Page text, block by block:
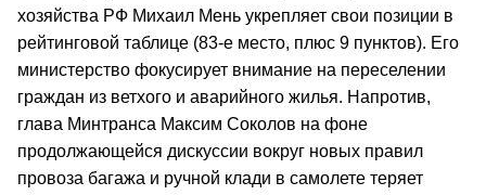
хозяйства РФ Михаил Мень укрепляет свои позиции в
рейтинговой таблице (83-е место, плюс 9 пунктов). Его
министерство фокусирует внимание на переселении
граждан из ветхого и аварийного жилья. Напротив,
глава Минтранса Максим Соколов на фоне
продолжающейся дискуссии вокруг новых правил
провоза багажа и ручной клади в самолете теряет